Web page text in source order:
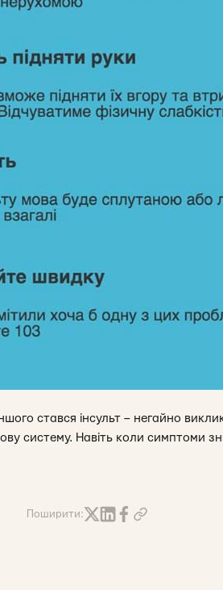
стався інсульт – негайно
систему. Навіть коли симптоми
Поширити: